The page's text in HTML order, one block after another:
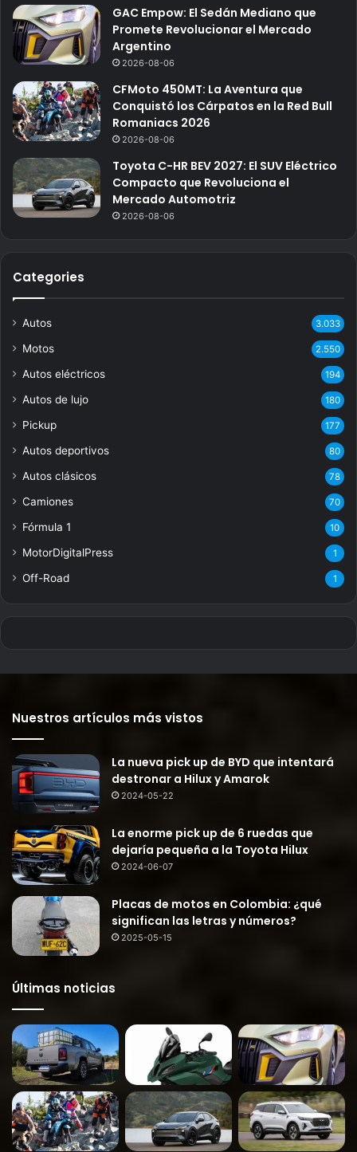
GAC Empow: El Sedán Mediano que
Promete Revolucionar el Mercado
Argentino
2026-08-06
CFMoto 450MT: La Aventura que
Conquistó los Cárpatos en la Red Bull
Romaniacs 2026
2026-08-06
Toyota C-HR BEV 2027: El SUV Eléctrico
Compacto que Revoluciona el
Mercado Automotriz
2026-08-06
Categories
Autos 3.033
Motos 2.550
Autos eléctricos 194
Autos de lujo 180
Pickup 177
Autos deportivos 80
Autos clásicos 78
Camiones 70
Fórmula 1 10
MotorDigitalPress 1
Off-Road 1
Nuestros artículos más vistos
La nueva pick up de BYD que intentará
destronar a Hilux y Amarok
2024-05-22
La enorme pick up de 6 ruedas que
dejaría pequeña a la Toyota Hilux
2024-06-07
Placas de motos en Colombia: ¿qué
significan las letras y números?
2025-05-15
Últimas noticias